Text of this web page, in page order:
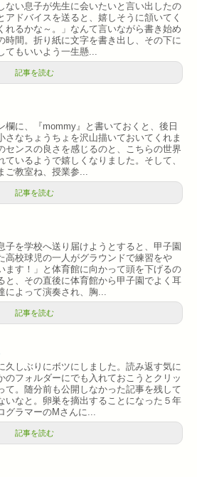
ない息子が先生に会いたいと言い出したの
ドバイスを送ると、嬉しそうに頷いてく
れるかな～。」なんて言いながら書き始め
時間。折り紙に文字を書き出し、その下に
てもいいよう一生懸...
記事を読む
欄に、『mommy』と書いておくと、後日
さなちょうちょを沢山描いておいてくれま
センスの良さを感じるのと、こちらの世界
いるようで嬉しくなりました。そして、
ご教室ね、授業参...
記事を読む
子を学校へ送り届けようとすると、甲子園
高校球児の一人がグラウンドで練習をや
ます！」と体育館に向かって頭を下げるの
と、その直後に体育館から甲子園でよく耳
によって演奏され、胸...
記事を読む
久しぶりにボツにしました。読み返す気に
のフォルダーにでも入れておこうとクリッ
て。随分前も公開しなかった記事を残して
いなと。卵巣を摘出することになった５年
グラマーのMさんに...
記事を読む